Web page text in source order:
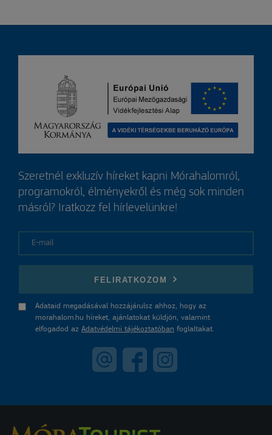
Szeretnél exkluzív híreket kapni Mórahalomról,
programokról, élményekről és még sok minden
másról? Iratkozz fel hírlevelünkre!
FELIRATKOZOM
Adataid megadásával hozzájárulsz ahhoz, hogy az
morahalom.hu híreket, ajánlatokat küldjön, valamint
elfogadod az Adatvédelmi tájékoztatóban foglaltakat.